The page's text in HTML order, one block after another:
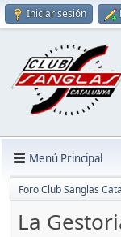
Iniciar sesión
Menú Principal
Foro Club Sanglas
La